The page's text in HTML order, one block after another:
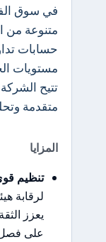
في سوق
متنوعة من
حسابات
مستويات
تتيح
متقدمة
المزايا
تنظيم
لرقابة
يعزز
على فصل